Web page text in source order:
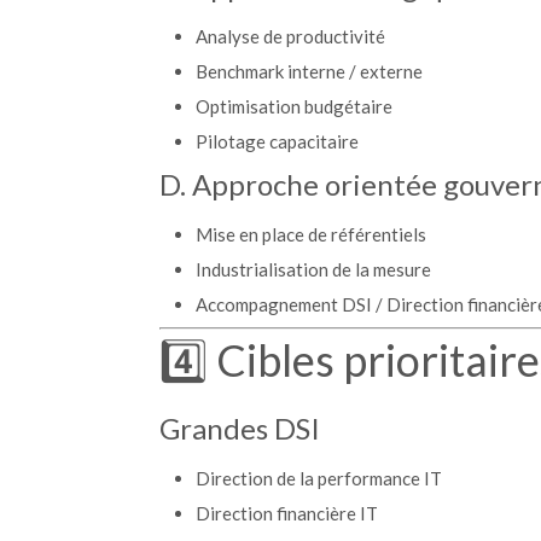
Analyse de productivité
Benchmark interne / externe
Optimisation budgétaire
Pilotage capacitaire
D. Approche orientée
Mise en place de référentiels
Industrialisation de la mesure
Accompagnement DSI / Direction
4️⃣ Cibles
Grandes DSI
Direction de la performance IT
Direction financière IT